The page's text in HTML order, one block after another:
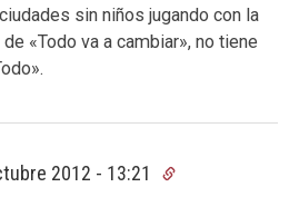
sin niños jugando con la
«Todo va a cambiar», no tiene
2012 - 13:21